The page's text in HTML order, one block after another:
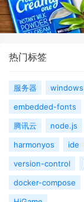
热门标签
服务器 windows
embedded-fonts
腾讯云
node.js
harmonyos
ide
version-control
docker-compose